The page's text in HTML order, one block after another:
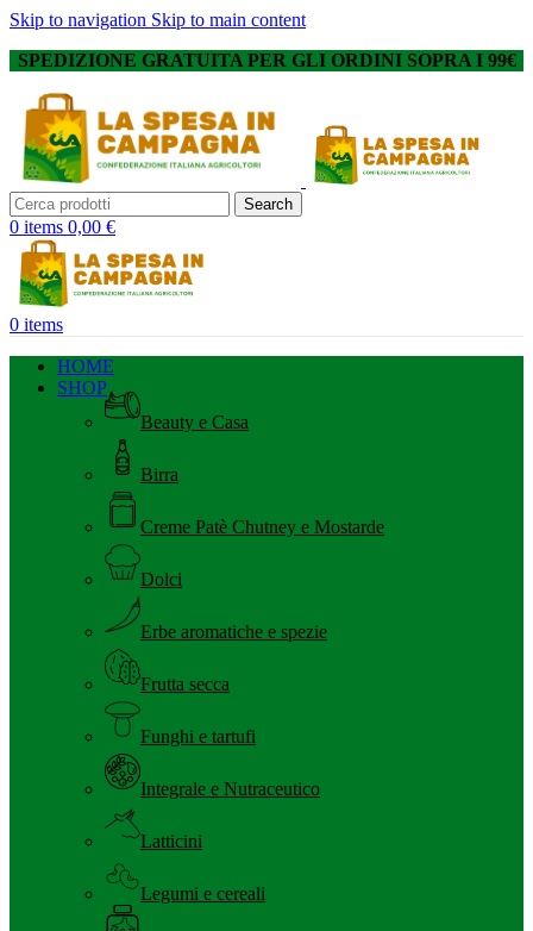
Skip to navigation Skip to main content
SPEDIZIONE GRATUITA PER GLI ORDINI SOPRA I 99€
Search
0 items 0,00 €
0 items
HOME
SHOP
Beauty e Casa
Birra
Creme Patè Chutney e Mostarde
Dolci
Erbe aromatiche e spezie
Frutta secca
Funghi e tartufi
Integrale e Nutraceutico
Latticini
Legumi e cereali